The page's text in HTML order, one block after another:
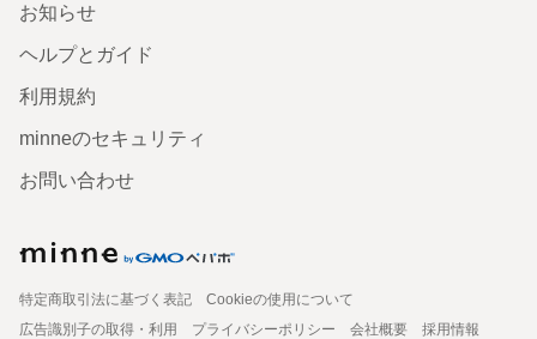
お知らせ
ヘルプとガイド
利用規約
minneのセキュリティ
お問い合わせ
特定商取引法に基づく表記
Cookieの使用について
広告識別子の取得・利用
プライバシーポリシー 会社概要
採用情報